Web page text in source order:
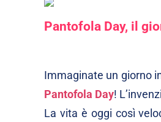
Pantofola Day, il
Immaginate un giorno
Pantofola Day!
La vita è oggi così